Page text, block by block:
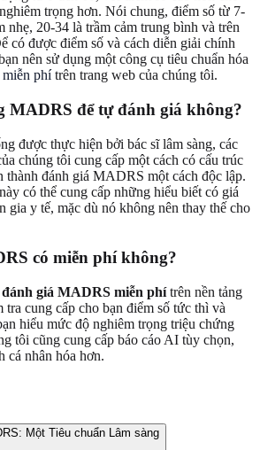
trọng hơn. Nói chung, điểm số từ 7-
nhẹ, 20-34 là trầm cảm trung bình và trên
có được điểm số và cách diễn giải chính
nên sử dụng một công cụ tiêu chuẩn hóa
phítrên trang web của chúng tôi.
MADRS để tự đánh giá không?
được thực hiện bởi bác sĩ lâm sàng, các
chúng tôi cung cấp một cách có cấu trúc
thành đánh giá MADRS một cách độc lập.
này có thể cung cấp những hiểu biết có giá
gia y tế, mặc dù nó không nên thay thế cho
có miễn phí không?
giá MADRS miễn phítrên nền tảng
cung cấp cho bạn điểm số tức thì và
hiểu mức độ nghiêm trọng triệu chứng
tôi cũng cung cấp báo cáo AI tùy chọn,
cá nhân hóa hơn.
Một Tiêu chuẩn Lâm sàng